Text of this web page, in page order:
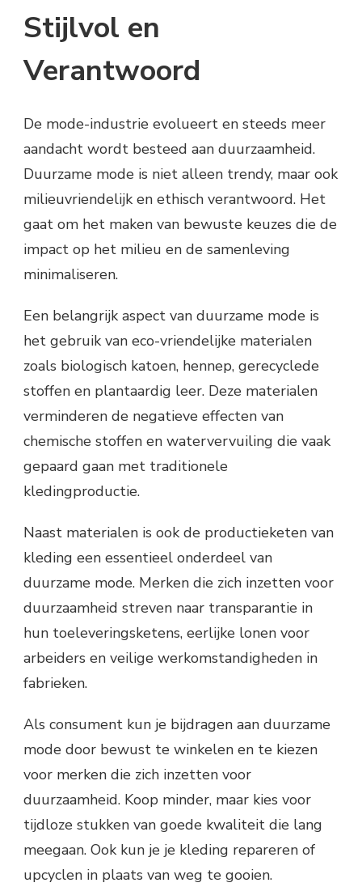
Stijlvol en
Verantwoord
De mode-industrie evolueert en steeds meer
aandacht wordt besteed aan duurzaamheid.
Duurzame mode is niet alleen trendy, maar ook
milieuvriendelijk en ethisch verantwoord. Het
gaat om het maken van bewuste keuzes die de
impact op het milieu en de samenleving
minimaliseren.
Een belangrijk aspect van duurzame mode is
het gebruik van eco-vriendelijke materialen
zoals biologisch katoen, hennep, gerecyclede
stoffen en plantaardig leer. Deze materialen
verminderen de negatieve effecten van
chemische stoffen en watervervuiling die vaak
gepaard gaan met traditionele
kledingproductie.
Naast materialen is ook de productieketen van
kleding een essentieel onderdeel van
duurzame mode. Merken die zich inzetten voor
duurzaamheid streven naar transparantie in
hun toeleveringsketens, eerlijke lonen voor
arbeiders en veilige werkomstandigheden in
fabrieken.
Als consument kun je bijdragen aan duurzame
mode door bewust te winkelen en te kiezen
voor merken die zich inzetten voor
duurzaamheid. Koop minder, maar kies voor
tijdloze stukken van goede kwaliteit die lang
meegaan. Ook kun je je kleding repareren of
upcyclen in plaats van weg te gooien.